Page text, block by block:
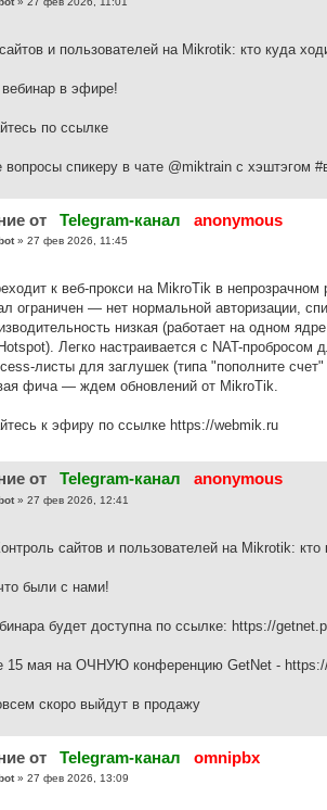
и пользователей на Mikrotik: кто куда
в эфире!
по ссылке
вопросы спикеру в чате @miktrain с хэштэгом
от Telegram-канал anonymous
» 27 фев 2026, 11:45
к веб-прокси на MikroTik в
ограничен — нет нормальной авторизации,
низкая (работает на одном
Легко настраивается с NAT-пробросом
листы для заглушек (типа "пополните
фича — ждем обновлений от MikroTik.
к эфиру по ссылке https://webmik.ru
от Telegram-канал anonymous
» 27 фев 2026, 12:41
сайтов и пользователей на Mikrotik:
были с нами!
будет доступна по ссылке: https://
15 мая на ОЧНУЮ конференцию GetNet -
скоро выйдут в продажу
от Telegram-канал omnipbx
» 27 фев 2026, 13:09